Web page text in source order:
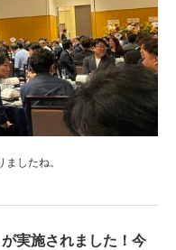
したね。
実施されました！今